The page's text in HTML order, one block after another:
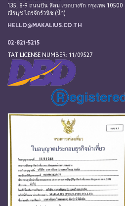
135, 8-9 ถนนปัน สีลม เขตบางรัก กรุงเทพ 10500
ณีรนุช ไตรจักร์วนิช (น้ำ)
HELLO@MAKALIUS.CO.TH
02-821-5215
TAT LICENSE NUMBER: 11/09527